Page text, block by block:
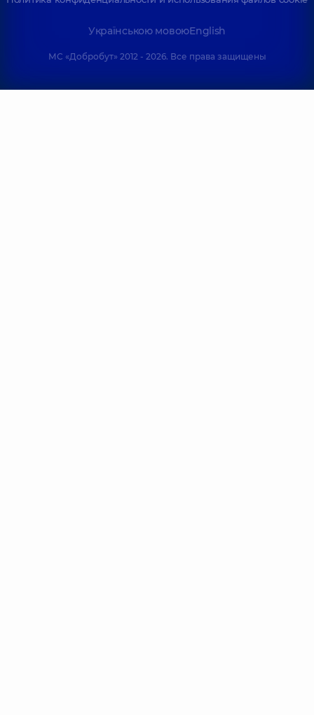
Українською мовоюEnglish
МС «Добробут» 2012 - 2026. Все права защищены